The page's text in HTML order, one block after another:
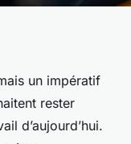
une
sur
un impératif
rester
d’aujourd’hui.